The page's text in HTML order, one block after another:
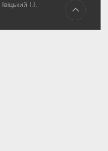
Івіцький І.І.